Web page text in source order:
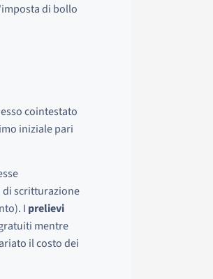
di bollo
cointestato
iniziale pari
di scritturazione
I prelievi
mentre
il costo dei